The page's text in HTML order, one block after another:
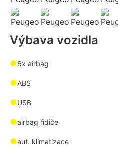
Výbava vozidla
●6x airbag
●ABS
●USB
●airbag řidiče
●aut. klimatizace